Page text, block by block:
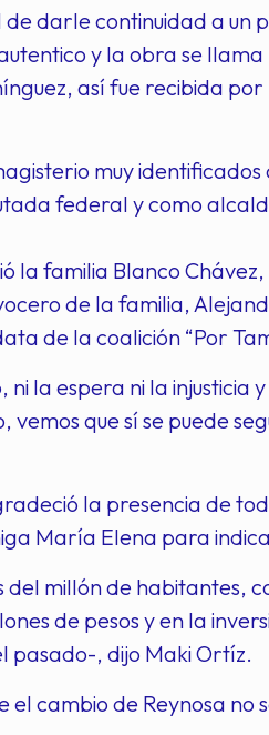
de darle continuidad a
y la obra se
así fue recibida por
muy
federal y como
la familia Blanco
de la familia,
de la coalición “Por
la espera ni la
que sí se puede
la presencia de
María Elena para
del millón de habitantes,
de pesos y en la
pasado-, dijo Maki Ortíz.
cambio de Reynosa no